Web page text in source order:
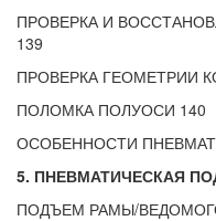
ПРОВЕРКА И
139
ПРОВЕРКА ГЕОМЕТРИИ
ПОЛОМКА ПОЛУОСИ 140
ОСОБЕННОСТИ
5. ПНЕВМАТИЧЕСКАЯ
ПОДЪЕМ РАМЫ/